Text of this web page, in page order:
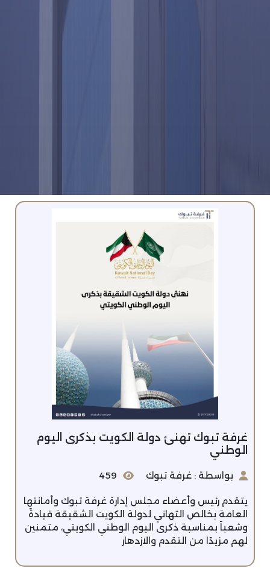
غرفة تبوك تهنئ دولة الكويت بذكرى اليوم
الوطني
بواسطة : غرفة تبوك 459
يتقدم رئيس وأعضاء مجلس إدارة غرفة تبوك وأمانتها
العامة بخالص التهاني لدولة الكويت الشقيقة قيادةً
وشعباً بمناسبة ذكرى اليوم الوطني الكويتي، متمنين
لهم مزيدًا من التقدم والازدهار